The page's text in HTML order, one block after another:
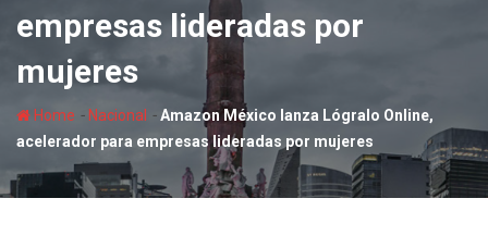
empresas lideradas por
mujeres
Home - Nacional -Amazon México lanza Lógralo Online,
acelerador para empresas lideradas por mujeres